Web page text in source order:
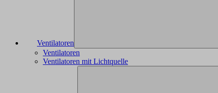
Ventilatoren
Ventilatoren
Ventilatoren mit Lichtquelle